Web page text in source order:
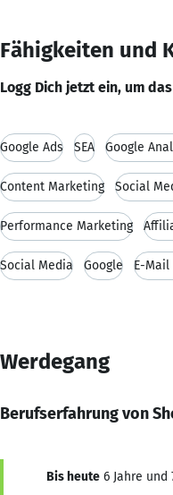
Fähigkeiten und
Logg Dich jetzt ein, um
Google Ads SEA Google
Content Marketing Social
Performance Marketing
Social Media Google E-Mail
Werdegang
Berufserfahrung von
Bis heute 6 Jahre und